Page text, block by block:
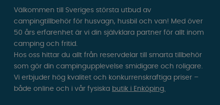
Välkommen till Sveriges största utbud av
campingtillbehör för husvagn, husbil och van! Med över
50 års erfarenhet är vi din självklara partner för allt inom
camping och fritid.
Hos oss hittar du allt från reservdelar till smarta tillbehör
som gör din campingupplevelse smidigare och roligare.
Vi erbjuder hög kvalitet och konkurrenskraftiga priser –
både online och i vår fysiska butik i Enköping.